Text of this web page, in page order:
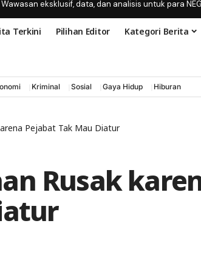
Wawasan eksklusif, data, dan analisis untuk para
Terkini Pilihan Editor Kategori Berita
Kriminal Sosial Gaya Hidup Hiburan
Pejabat Tak Mau Diatur
Rusak